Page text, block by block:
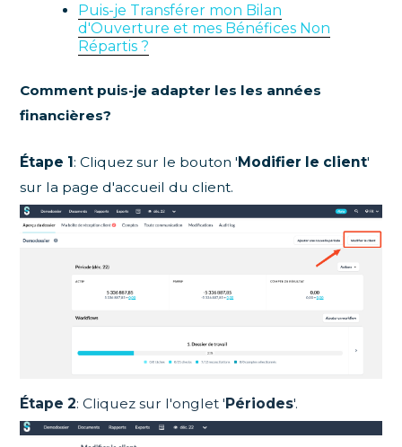
Puis-je Transférer mon Bilan
d'Ouverture et mes Bénéfices Non
Répartis ?
Comment puis-je adapter les les années
financières?
Étape 1 : Cliquez sur le bouton ' Modifier le client'
sur la page d'accueil du client.
Étape 2: Cliquez sur l'onglet ' Périodes'.